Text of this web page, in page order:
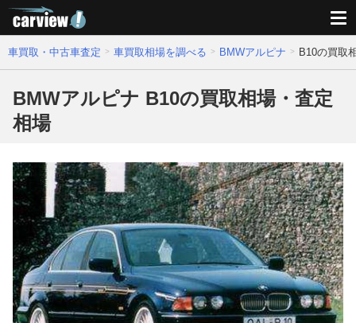
車買取・中古車査定 車買取相場を調べる BMWアルピナ B10の買取
BMWアルピナ B10の買取相場・査定
相場